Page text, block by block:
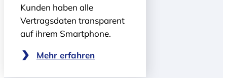
Kunden haben alle
Vertragsdaten transparent
auf ihrem Smartphone.
Mehr erfahren